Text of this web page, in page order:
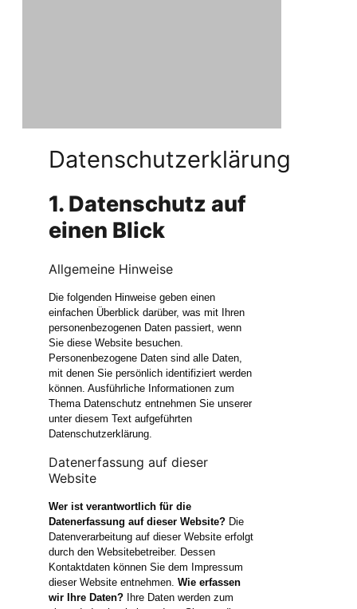
Datenschutzerklärung
1. Datenschutz auf
einen Blick
Allgemeine Hinweise
Die folgenden Hinweise geben einen
einfachen Überblick darüber, was mit Ihren
personenbezogenen Daten passiert, wenn
Sie diese Website besuchen.
Personenbezogene Daten sind alle Daten,
mit denen Sie persönlich identifiziert werden
können. Ausführliche Informationen zum
Thema Datenschutz entnehmen Sie unserer
unter diesem Text aufgeführten
Datenschutzerklärung.
Datenerfassung auf dieser
Website
Wer ist verantwortlich für die
Datenerfassung auf dieser Website? Die
Datenverarbeitung auf dieser Website erfolgt
durch den Websitebetreiber. Dessen
Kontaktdaten können Sie dem Impressum
dieser Website entnehmen. Wie erfassen
wir Ihre Daten? Ihre Daten werden zum